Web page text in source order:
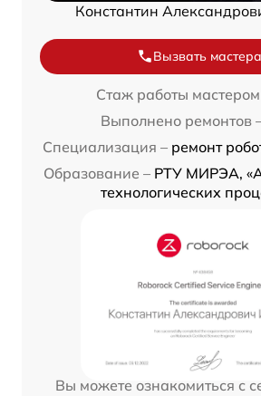
Константин
Вызвать мастера
Стаж работы
Выполнено ремонтов
Специализация – ремонт
Образование – РТУ МИРЭА,
технологических
Вы можете ознакомиться с